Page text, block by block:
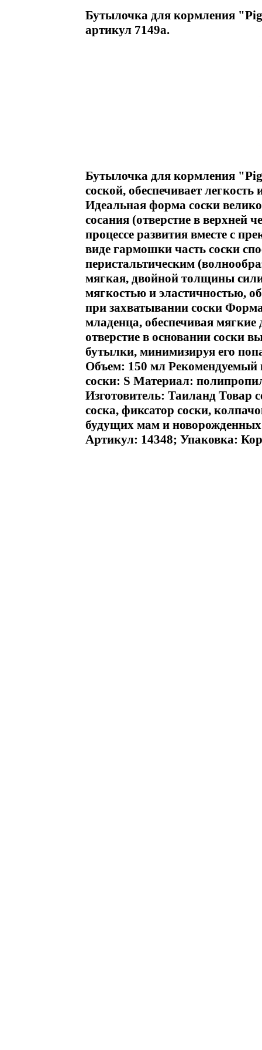
Бутылочка для кормления
артикул 7149a.
Бутылочка для кормления
соской, обеспечивает
Идеальная форма соски
сосания (отверстие в
процессе развития вместе с
виде гармошки часть соски
перистальтическим
мягкая, двойной толщины
мягкостью и эластичностью,
при захватывании соски
младенца, обеспечивая
отверстие в основании соски
бутылки, минимизируя его
Объем: 150 мл Рекомендуемый
соски: S Материал:
Изготовитель: Таиланд Товар
соска, фиксатор соски,
будущих мам и
Артикул: 14348; Упаковка: